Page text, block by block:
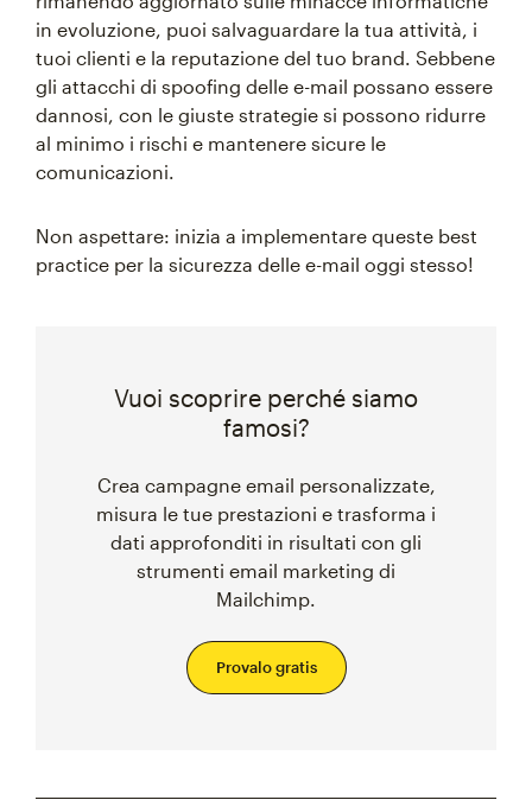
in evoluzione, puoi salvaguardare la tua attività, i
tuoi clienti e la reputazione del tuo brand. Sebbene
gli attacchi di spoofing delle e-mail possano essere
dannosi, con le giuste strategie si possono ridurre
al minimo i rischi e mantenere sicure le
comunicazioni.
Non aspettare: inizia a implementare queste best
practice per la sicurezza delle e-mail oggi stesso!
Vuoi scoprire perché siamo
famosi?
Crea campagne email personalizzate,
misura le tue prestazioni e trasforma i
dati approfonditi in risultati con gli
strumenti email marketing di
Mailchimp.
Provalo gratis